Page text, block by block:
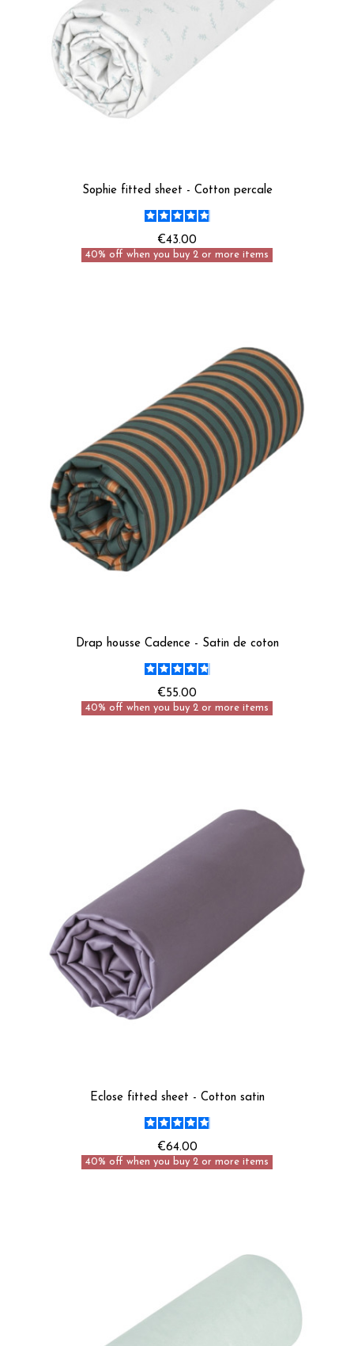
Sophie fitted sheet - Cotton percale
€43.00
40% off when you buy 2 or more items
Drap housse Cadence - Satin de coton
€55.00
40% off when you buy 2 or more items
Eclose fitted sheet - Cotton satin
€64.00
40% off when you buy 2 or more items